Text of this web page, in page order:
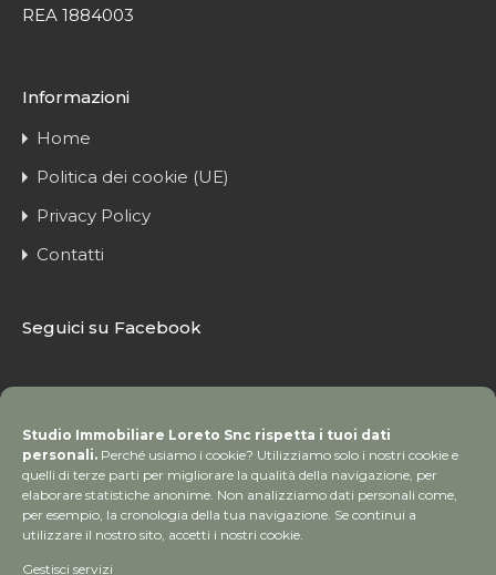
Studio Immobiliare Loreto Snc rispetta i tuoi dati
personali. Perché usiamo i cookie? Utilizziamo solo i nostri cookie e
quelli di terze parti per migliorare la qualità della navigazione, per
elaborare statistiche anonime. Non analizziamo dati personali come,
per esempio, la cronologia della tua navigazione. Se continui a
utilizzare il nostro sito, accetti i nostri cookie.
Gestisci servizi
REA 1884003
Informazioni
Home
Politica dei cookie (UE)
Privacy Policy
Contatti
Seguici su Facebook